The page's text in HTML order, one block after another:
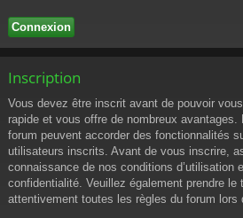
Inscription
Vous devez être inscrit avant de pouvoir
rapide et vous offre de nombreux avantages.
forum peuvent accorder des fonctionnalités
utilisateurs inscrits. Avant de vous inscrire,
connaissance de nos conditions d’utilisation
confidentialité. Veuillez également prendre le
attentivement toutes les règles du forum lors